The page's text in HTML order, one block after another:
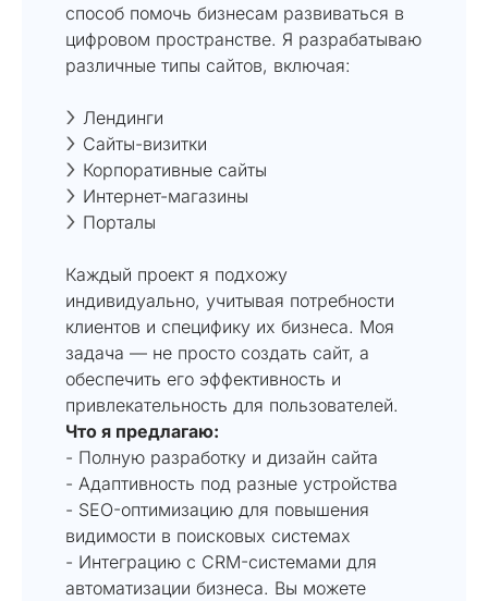
способ помочь бизнесам развиваться в
цифровом пространстве. Я разрабатываю
различные типы сайтов, включая:
Лендинги
Сайты-визитки
Корпоративные сайты
Интернет-магазины
Порталы
Каждый проект я подхожу
индивидуально, учитывая потребности
клиентов и специфику их бизнеса. Моя
задача — не просто создать сайт, а
обеспечить его эффективность и
привлекательность для пользователей.
Что я предлагаю:
- Полную разработку и дизайн сайта
- Адаптивность под разные устройства
- SEO-оптимизацию для повышения
видимости в поисковых системах
- Интеграцию с CRM-системами для
автоматизации бизнеса. Вы можете